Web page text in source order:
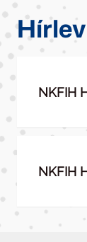
NKFIH
NKFIH